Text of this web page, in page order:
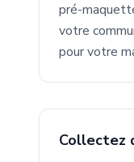
pré-
votre
pour votre
Collectez